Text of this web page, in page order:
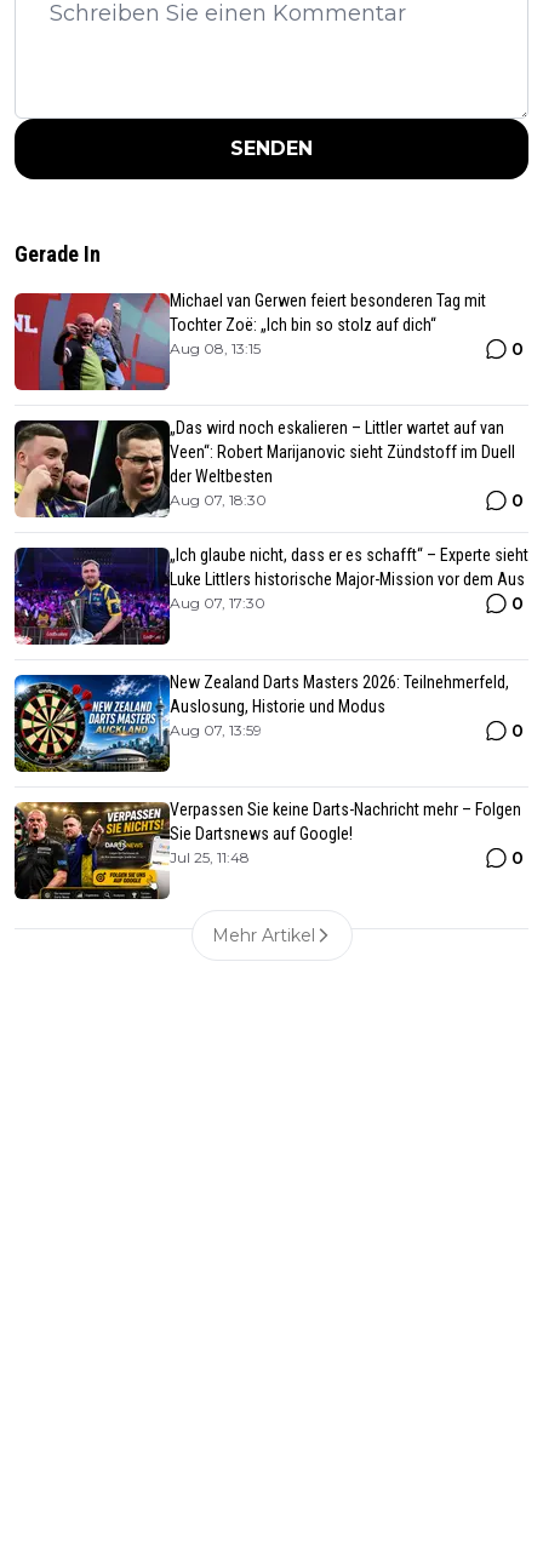
SENDEN
Gerade In
Michael van Gerwen feiert besonderen Tag mit
Tochter Zoë: „Ich bin so stolz auf dich“
Aug 08, 13:15 0
„Das wird noch eskalieren – Littler wartet auf van
Veen“: Robert Marijanovic sieht Zündstoff im Duell
der Weltbesten
Aug 07, 18:30 0
„Ich glaube nicht, dass er es schafft“ – Experte sieht
Luke Littlers historische Major-Mission vor dem Aus
Aug 07, 17:30 0
New Zealand Darts Masters 2026: Teilnehmerfeld,
Auslosung, Historie und Modus
Aug 07, 13:59 0
Verpassen Sie keine Darts-Nachricht mehr – Folgen
Sie Dartsnews auf Google!
Jul 25, 11:48 0
Mehr Artikel